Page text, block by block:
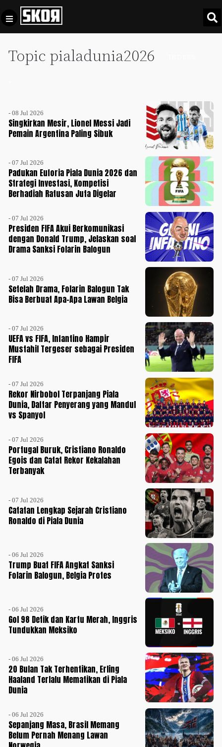
Topic pialadunia2026
- 08 Jul 2026
Singkirkan Mesir, Lionel Messi Jadi
Pemain Argentina Paling Sibuk
- 07 Jul 2026
Padukan Euforia Piala Dunia 2026 dan
Strategi Investasi, Kompetisi
Berhadiah Ratusan Juta Digelar
- 07 Jul 2026
Presiden FIFA Akui Berkomunikasi
dengan Donald Trump, Jelaskan soal
Drama Sanksi Folarin Balogun
- 07 Jul 2026
Setelah Drama, Folarin Balogun Tak
Bisa Berbuat Apa-Apa Lawan Belgia
- 07 Jul 2026
UEFA vs FIFA, Infantino Hampir
Mustahil Tergeser sebagai Presiden
FIFA
- 07 Jul 2026
Rekor Nirbobol Terpanjang Piala
Dunia, Daftar Penyerang yang Mandul
vs Spanyol
- 07 Jul 2026
Portugal Buruk, Cristiano Ronaldo
Egois dan Catat Rekor Kekalahan
Terbanyak
- 07 Jul 2026
Catatan Lengkap Sejarah Cristiano
Ronaldo di Piala Dunia
- 06 Jul 2026
Trump Buat FIFA Angkat Sanksi
Folarin Balogun, Belgia Protes
- 06 Jul 2026
Gol 98 Detik dan Kartu Merah, Inggris
Tundukkan Meksiko
- 06 Jul 2026
20 Bulan Tak Terhentikan, Erling
Haaland Terlalu Mematikan di Piala
Dunia
- 06 Jul 2026
Sepanjang Masa, Brasil Memang
Belum Pernah Menang Lawan
Football +
Sports
Update
+
Indonesia
SKOR
SPECIAL
Video
Privacy
Media
Siber
Tentang
Kami